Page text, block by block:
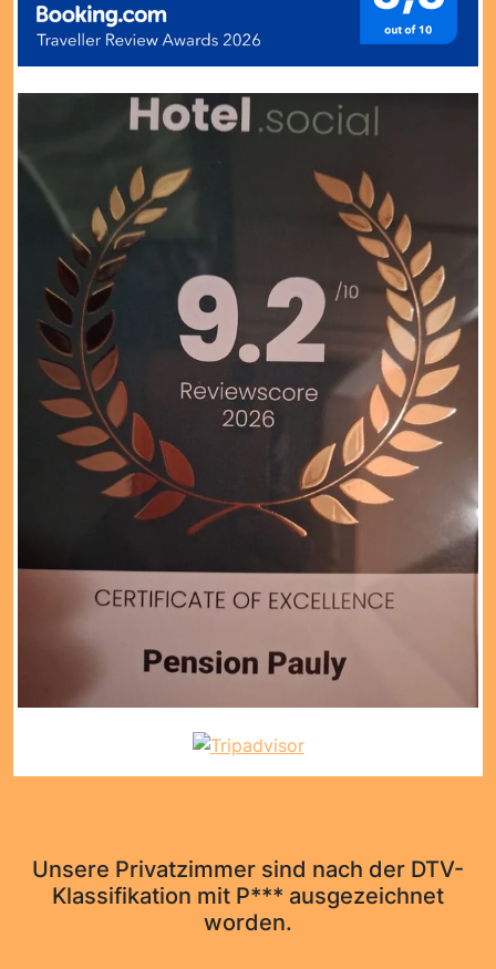
Unsere Privatzimmer sind nach der DTV-
Klassifikation mit P*** ausgezeichnet
worden.